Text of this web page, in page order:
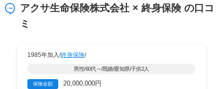
アクサ生命保険株式会社 × 終身保険 の口コ
ミ
1985年加入/終身保険/
男性/60代～/既婚/愛知県/子供2人
保険金額 20,000,000円